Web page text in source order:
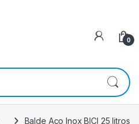
0
Balde Aço Inox BICI 25 litros